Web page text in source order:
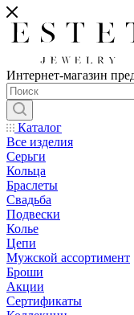
Интернет-магазин
Каталог
Все изделия
Серьги
Кольца
Браслеты
Свадьба
Подвески
Колье
Цепи
Мужской ассортимент
Броши
Акции
Сертификаты